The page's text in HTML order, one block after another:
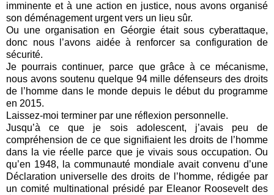
imminente et à une action en justice, nous avons organisé
son déménagement urgent vers un lieu sûr.
Ou une organisation en Géorgie était sous cyberattaque,
donc nous l’avons aidée à renforcer sa configuration de
sécurité.
Je pourrais continuer, parce que grâce à ce mécanisme,
nous avons soutenu quelque 94 mille défenseurs des droits
de l’homme dans le monde depuis le début du programme
en 2015.
Laissez-moi terminer par une réflexion personnelle.
Jusqu’à ce que je sois adolescent, j’avais peu de
compréhension de ce que signifiaient les droits de l’homme
dans la vie réelle parce que je vivais sous occupation. Ou
qu’en 1948, la communauté mondiale avait convenu d’une
Déclaration universelle des droits de l’homme, rédigée par
un comité multinational présidé par Eleanor Roosevelt des